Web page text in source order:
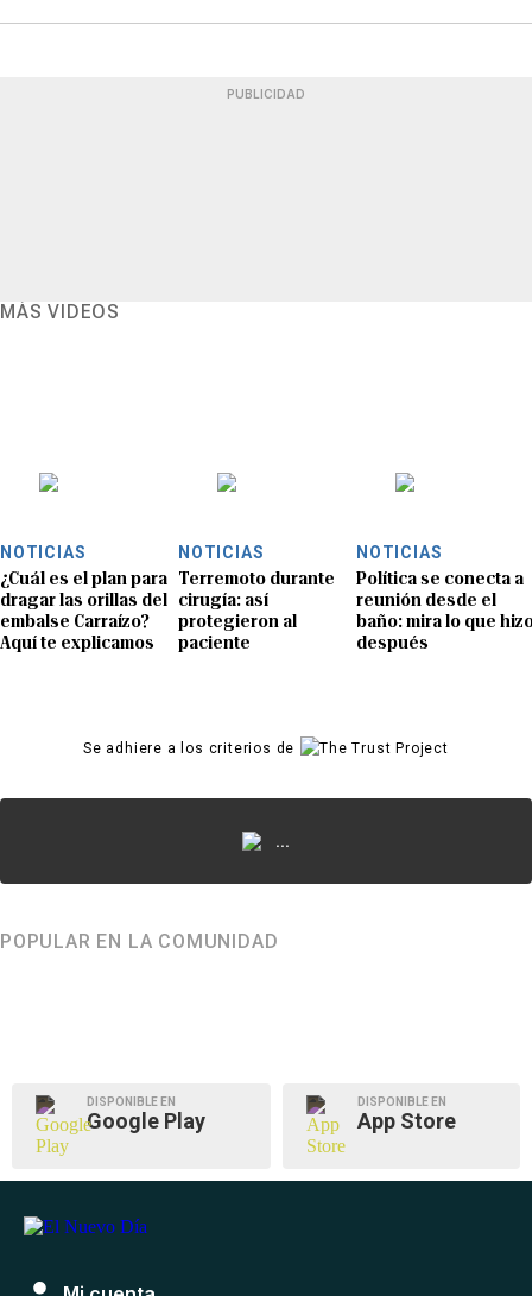
PUBLICIDAD
MÁS VIDEOS
NOTICIAS
¿Cuál es el plan para
dragar las orillas del
embalse Carraízo?
Aquí te explicamos
NOTICIAS
Terremoto durante
cirugía: así
protegieron al
paciente
NOTICIAS
Política se conecta a
reunión desde el
baño: mira lo que
después
Se adhiere a los criterios de
...
POPULAR EN LA COMUNIDAD
DISPONIBLE EN
Google Play
DISPONIBLE EN
App Store